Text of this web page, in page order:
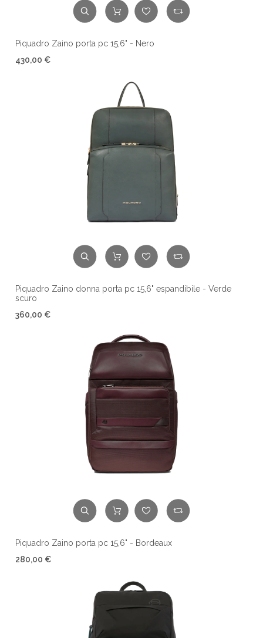
Piquadro Zaino porta pc 15,6" - Nero
430,00 €
Piquadro Zaino donna porta pc 15,6" espandibile - Verde
scuro
360,00 €
Piquadro Zaino porta pc 15,6" - Bordeaux
280,00 €